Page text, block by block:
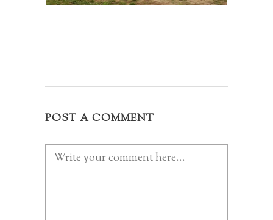
POST A COMMENT